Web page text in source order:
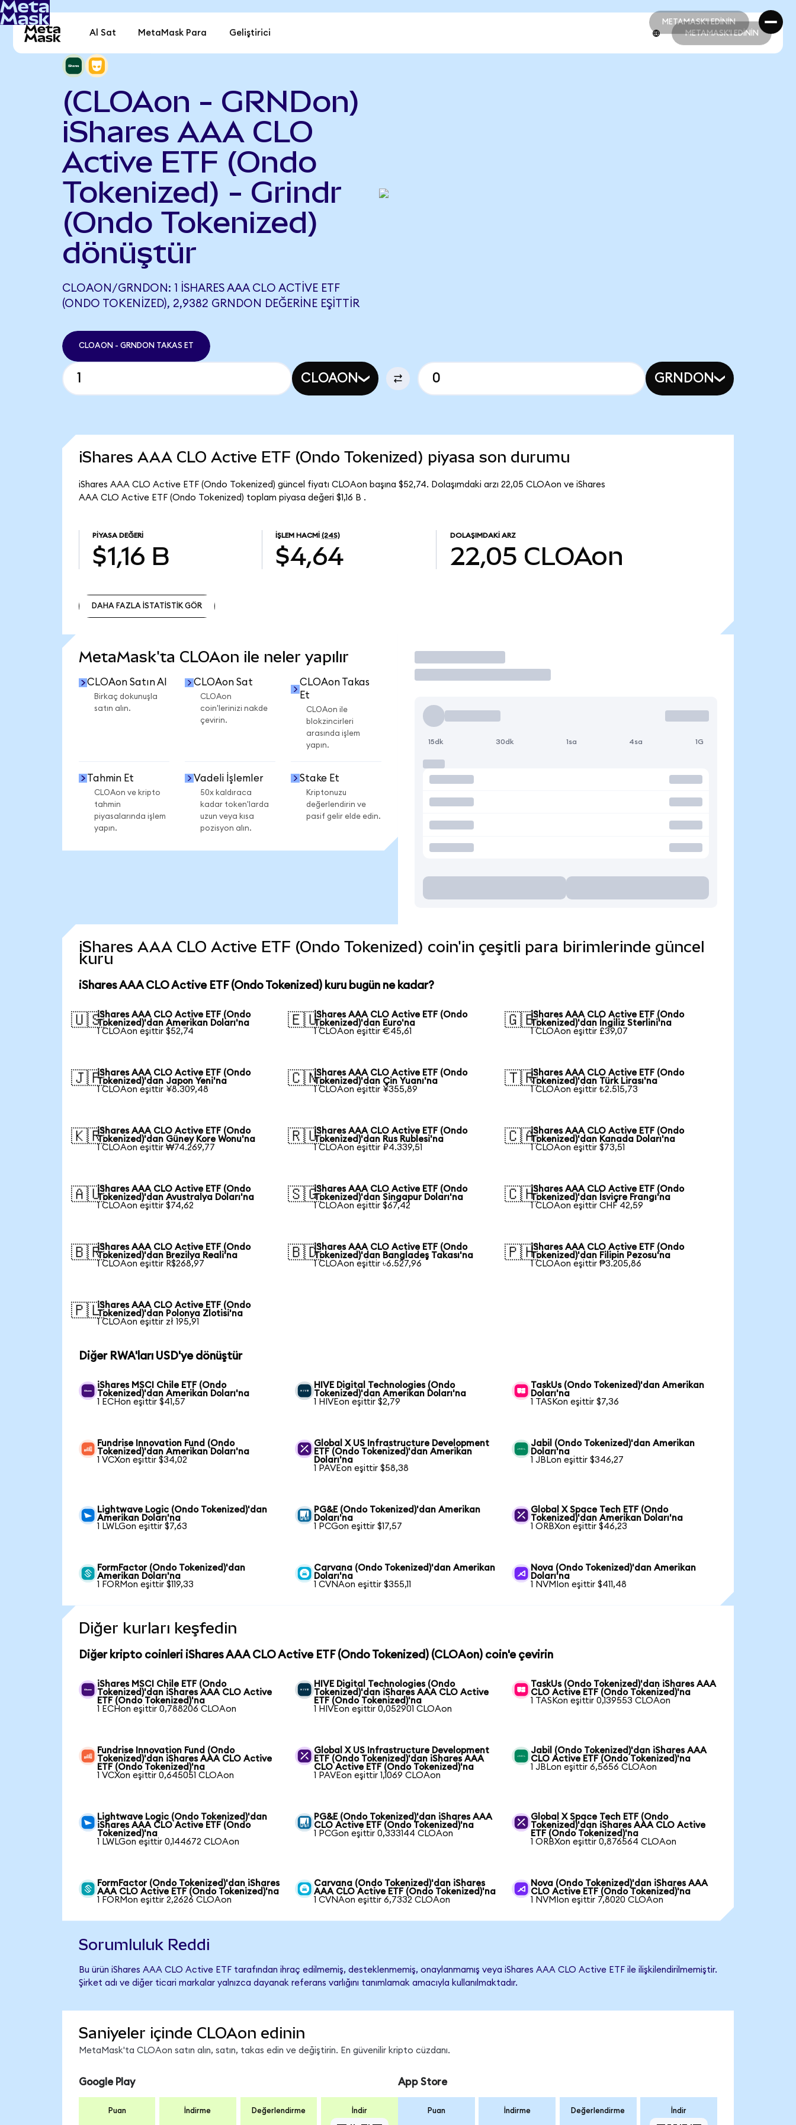
METAMASK'I EDİNİN
METAMASK'I EDİNİN
Al Sat MetaMask Para Geliştirici METAMASK'I EDİNİN
(CLOAon - GRNDon)
iShares AAA CLO
Active ETF (Ondo
Tokenized) - Grindr
(Ondo Tokenized)
dönüştür
CLOAON/GRNDON: 1 ISHARES AAA CLO ACTIVE ETF
(ONDO TOKENIZED), 2,9382 GRNDON DEĞERINE EŞITTIR
CLOAON - GRNDON TAKAS ET
CLOAON GRNDON
iShares AAA CLO Active ETF (Ondo Tokenized) piyasa son durumu
iShares AAA CLO Active ETF (Ondo Tokenized) güncel fiyatı CLOAon başına $52,74. Dolaşımdaki arzı 22,05 CLOAon ve iShares
AAA CLO Active ETF (Ondo Tokenized) toplam piyasa değeri $1,16 B .
PIYASA DEĞERI
$1,16 B
İŞLEM HACMI (24S)
$4,64
DOLAŞIMDAKI ARZ
22,05 CLOAon
DAHA FAZLA İSTATİSTİK GÖR
MetaMask'ta CLOAon ile neler yapılır
CLOAon Satın Al
Birkaç dokunuşla
satın alın.
CLOAon Sat
CLOAon
coin'lerinizi nakde
çevirin.
CLOAon Takas
Et
CLOAon ile
blokzincirleri
arasında işlem
yapın.
Tahmin Et
CLOAon ve kripto
tahmin
piyasalarında işlem
yapın.
Vadeli İşlemler
50x kaldıraca
kadar token'larda
uzun veya kısa
pozisyon alın.
Stake Et
Kriptonuzu
değerlendirin ve
pasif gelir elde edin.
İşlem Yap
15dk 30dk 1sa 4sa 1G
iShares AAA CLO Active ETF (Ondo Tokenized) coin'in çeşitli para birimlerinde güncel
kuru
iShares AAA CLO Active ETF (Ondo Tokenized) kuru bugün ne kadar?
🇺🇸iShares AAA CLO Active ETF (Ondo
Tokenized)'dan Amerikan Doları'na
1 CLOAon eşittir $52,74
🇪🇺iShares AAA CLO Active ETF (Ondo
Tokenized)'dan Euro'na
1 CLOAon eşittir €45,61
🇬🇧iShares AAA CLO Active ETF (Ondo
Tokenized)'dan İngiliz Sterlini'na
1 CLOAon eşittir £39,07
🇯🇵iShares AAA CLO Active ETF (Ondo
Tokenized)'dan Japon Yeni'na
1 CLOAon eşittir ¥8.309,48
🇨🇳iShares AAA CLO Active ETF (Ondo
Tokenized)'dan Çin Yuanı'na
1 CLOAon eşittir ¥355,89
🇹🇷iShares AAA CLO Active ETF (Ondo
Tokenized)'dan Türk Lirası'na
1 CLOAon eşittir ₺2.515,73
🇰🇷iShares AAA CLO Active ETF (Ondo
Tokenized)'dan Güney Kore Wonu'na
1 CLOAon eşittir ₩74.269,77
🇷🇺iShares AAA CLO Active ETF (Ondo
Tokenized)'dan Rus Rublesi'na
1 CLOAon eşittir ₽4.339,51
🇨🇦iShares AAA CLO Active ETF (Ondo
Tokenized)'dan Kanada Doları'na
1 CLOAon eşittir $73,51
🇦🇺iShares AAA CLO Active ETF (Ondo
Tokenized)'dan Avustralya Doları'na
1 CLOAon eşittir $74,62
🇸🇬iShares AAA CLO Active ETF (Ondo
Tokenized)'dan Singapur Doları'na
1 CLOAon eşittir $67,42
🇨🇭iShares AAA CLO Active ETF (Ondo
Tokenized)'dan İsviçre Frangı'na
1 CLOAon eşittir CHF 42,59
🇧🇷iShares AAA CLO Active ETF (Ondo
Tokenized)'dan Brezilya Reali'na
1 CLOAon eşittir R$268,97
🇧🇩iShares AAA CLO Active ETF (Ondo
Tokenized)'dan Bangladeş Takası'na
1 CLOAon eşittir ৳6.527,96
🇵🇭iShares AAA CLO Active ETF (Ondo
Tokenized)'dan Filipin Pezosu'na
1 CLOAon eşittir ₱3.205,86
🇵🇱iShares AAA CLO Active ETF (Ondo
Tokenized)'dan Polonya Zlotisi'na
1 CLOAon eşittir zł 195,91
Diğer RWA'ları USD'ye dönüştür
iShares MSCI Chile ETF (Ondo
Tokenized)'dan Amerikan Doları'na
1 ECHon eşittir $41,57
HIVE Digital Technologies (Ondo
Tokenized)'dan Amerikan Doları'na
1 HIVEon eşittir $2,79
TaskUs (Ondo Tokenized)'dan Amerikan
Doları'na
1 TASKon eşittir $7,36
Fundrise Innovation Fund (Ondo
Tokenized)'dan Amerikan Doları'na
1 VCXon eşittir $34,02
Global X US Infrastructure Development
ETF (Ondo Tokenized)'dan Amerikan
Doları'na
1 PAVEon eşittir $58,38
Jabil (Ondo Tokenized)'dan Amerikan
Doları'na
1 JBLon eşittir $346,27
Lightwave Logic (Ondo Tokenized)'dan
Amerikan Doları'na
1 LWLGon eşittir $7,63
PG&E (Ondo Tokenized)'dan Amerikan
Doları'na
1 PCGon eşittir $17,57
Global X Space Tech ETF (Ondo
Tokenized)'dan Amerikan Doları'na
1 ORBXon eşittir $46,23
FormFactor (Ondo Tokenized)'dan
Amerikan Doları'na
1 FORMon eşittir $119,33
Carvana (Ondo Tokenized)'dan Amerikan
Doları'na
1 CVNAon eşittir $355,11
Nova (Ondo Tokenized)'dan Amerikan
Doları'na
1 NVMIon eşittir $411,48
Diğer kurları keşfedin
Diğer kripto coinleri iShares AAA CLO Active ETF (Ondo Tokenized) (CLOAon) coin'e çevirin
iShares MSCI Chile ETF (Ondo
Tokenized)'dan iShares AAA CLO Active
ETF (Ondo Tokenized)'na
1 ECHon eşittir 0,788206 CLOAon
HIVE Digital Technologies (Ondo
Tokenized)'dan iShares AAA CLO Active
ETF (Ondo Tokenized)'na
1 HIVEon eşittir 0,052901 CLOAon
TaskUs (Ondo Tokenized)'dan iShares AAA
CLO Active ETF (Ondo Tokenized)'na
1 TASKon eşittir 0,139553 CLOAon
Fundrise Innovation Fund (Ondo
Tokenized)'dan iShares AAA CLO Active
ETF (Ondo Tokenized)'na
1 VCXon eşittir 0,645051 CLOAon
Global X US Infrastructure Development
ETF (Ondo Tokenized)'dan iShares AAA
CLO Active ETF (Ondo Tokenized)'na
1 PAVEon eşittir 1,1069 CLOAon
Jabil (Ondo Tokenized)'dan iShares AAA
CLO Active ETF (Ondo Tokenized)'na
1 JBLon eşittir 6,5656 CLOAon
Lightwave Logic (Ondo Tokenized)'dan
iShares AAA CLO Active ETF (Ondo
Tokenized)'na
1 LWLGon eşittir 0,144672 CLOAon
PG&E (Ondo Tokenized)'dan iShares AAA
CLO Active ETF (Ondo Tokenized)'na
1 PCGon eşittir 0,333144 CLOAon
Global X Space Tech ETF (Ondo
Tokenized)'dan iShares AAA CLO Active
ETF (Ondo Tokenized)'na
1 ORBXon eşittir 0,876564 CLOAon
FormFactor (Ondo Tokenized)'dan iShares
AAA CLO Active ETF (Ondo Tokenized)'na
1 FORMon eşittir 2,2626 CLOAon
Carvana (Ondo Tokenized)'dan iShares
AAA CLO Active ETF (Ondo Tokenized)'na
1 CVNAon eşittir 6,7332 CLOAon
Nova (Ondo Tokenized)'dan iShares AAA
CLO Active ETF (Ondo Tokenized)'na
1 NVMIon eşittir 7,8020 CLOAon
Sorumluluk Reddi
Bu ürün iShares AAA CLO Active ETF tarafından ihraç edilmemiş, desteklenmemiş, onaylanmamış veya iShares AAA CLO Active ETF ile ilişkilendirilmemiştir.
Şirket adı ve diğer ticari markalar yalnızca dayanak referans varlığını tanımlamak amacıyla kullanılmaktadır.
Saniyeler içinde CLOAon edinin
MetaMask'ta CLOAon satın alın, satın, takas edin ve değiştirin. En güvenilir kripto cüzdanı.
Google Play
Puan İndirme Değerlendirme İndir
App Store
Puan İndirme Değerlendirme İndir